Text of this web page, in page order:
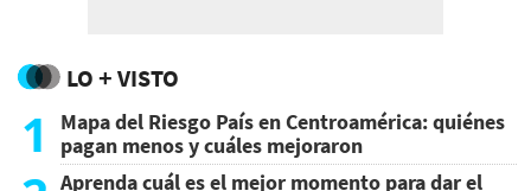
LO + VISTO
1
Mapa del Riesgo País en Centroamérica: quiénes
pagan menos y cuáles mejoraron
Aprenda cuál es el mejor momento para dar el